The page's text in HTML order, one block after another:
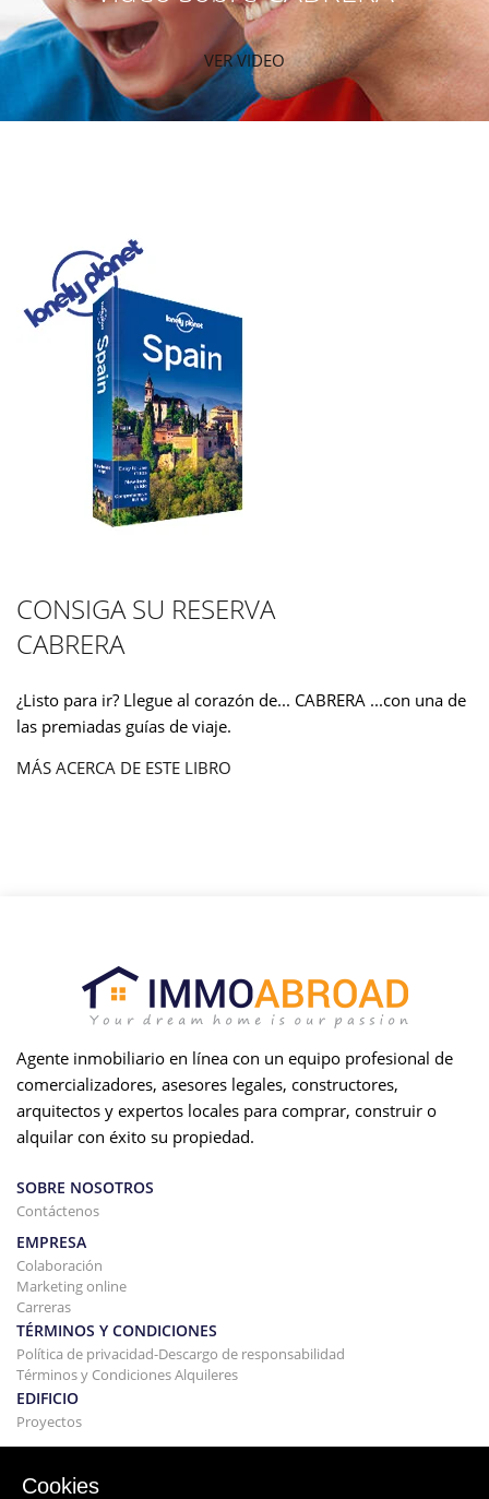
VER VIDEO
CONSIGA SU RESERVA
CABRERA
¿Listo para ir? Llegue al corazón de... CABRERA ...con una de
las premiadas guías de viaje.
MÁS ACERCA DE ESTE LIBRO
Agente inmobiliario en línea con un equipo profesional de
comercializadores, asesores legales, constructores,
arquitectos y expertos locales para comprar, construir o
alquilar con éxito su propiedad.
SOBRE NOSOTROS
Contáctenos
EMPRESA
Colaboración
Marketing online
Carreras
TÉRMINOS Y CONDICIONES
Política de privacidad-Descargo de responsabilidad
Términos y Condiciones Alquileres
EDIFICIO
Proyectos
COMPRAR Y VENDER
Comprando tu casa
Cookies